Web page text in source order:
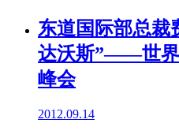
东道国际部总裁
达沃斯”——世界
峰会
2012.09.14